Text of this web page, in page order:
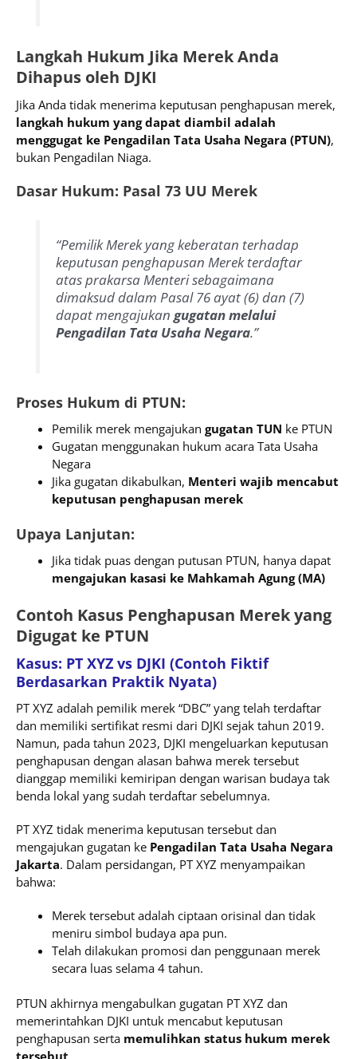
Langkah Hukum Jika Merek Anda
Dihapus oleh DJKI
Jika Anda tidak menerima keputusan penghapusan merek,
langkah hukum yang dapat diambil adalah
menggugat ke Pengadilan Tata Usaha Negara (PTUN),
bukan Pengadilan Niaga.
Dasar Hukum: Pasal 73 UU Merek
“Pemilik Merek yang keberatan terhadap
keputusan penghapusan Merek terdaftar
atas prakarsa Menteri sebagaimana
dimaksud dalam Pasal 76 ayat (6) dan (7)
dapat mengajukan gugatan melalui
Pengadilan Tata Usaha Negara.”
Proses Hukum di PTUN:
Pemilik merek mengajukan gugatan TUN ke PTUN
Gugatan menggunakan hukum acara Tata Usaha
Negara
Jika gugatan dikabulkan, Menteri wajib mencabut
keputusan penghapusan merek
Upaya Lanjutan:
Jika tidak puas dengan putusan PTUN, hanya dapat
mengajukan kasasi ke Mahkamah Agung (MA)
Contoh Kasus Penghapusan Merek yang
Digugat ke PTUN
Kasus: PT XYZ vs DJKI (Contoh Fiktif
Berdasarkan Praktik Nyata)
PT XYZ adalah pemilik merek “DBC” yang telah terdaftar
dan memiliki sertifikat resmi dari DJKI sejak tahun 2019.
Namun, pada tahun 2023, DJKI mengeluarkan keputusan
penghapusan dengan alasan bahwa merek tersebut
dianggap memiliki kemiripan dengan warisan budaya tak
benda lokal yang sudah terdaftar sebelumnya.
PT XYZ tidak menerima keputusan tersebut dan
mengajukan gugatan ke Pengadilan Tata Usaha Negara
Jakarta. Dalam persidangan, PT XYZ menyampaikan
bahwa:
Merek tersebut adalah ciptaan orisinal dan tidak
meniru simbol budaya apa pun.
Telah dilakukan promosi dan penggunaan merek
secara luas selama 4 tahun.
PTUN akhirnya mengabulkan gugatan PT XYZ dan
memerintahkan DJKI untuk mencabut keputusan
penghapusan serta memulihkan status hukum merek